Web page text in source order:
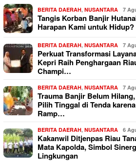
BERITA DAERAH, NUSANTARA 7
Tangis Korban Banjir
Harapan Kami untuk Hidup?
BERITA DAERAH, NUSANTARA 7
Perkuat Transformasi
Kepri Raih Penghargaan
Champi…
BERITA DAERAH, NUSANTARA 7
Trauma Banjir Belum
Pilih Tinggal di Tenda
Ramp…
BERITA DAERAH, NUSANTARA 6
Kakanwil Ditjenpas Riau
Mata Kapolda, Simbol
Lingkungan